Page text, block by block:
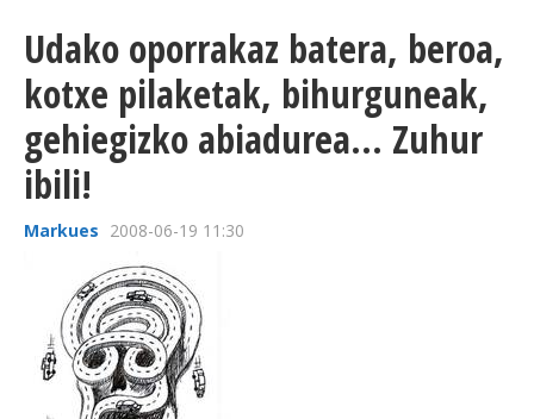
Udako oporrakaz batera, beroa,
kotxe pilaketak, bihurguneak,
gehiegizko abiadurea... Zuhur
ibili!
Markues 2008-06-19 11:30